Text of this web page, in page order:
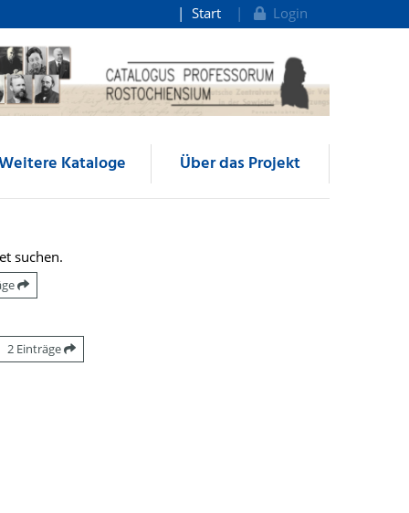
Start Login
Kataloge Über das Projekt
suchen.
2 Einträge